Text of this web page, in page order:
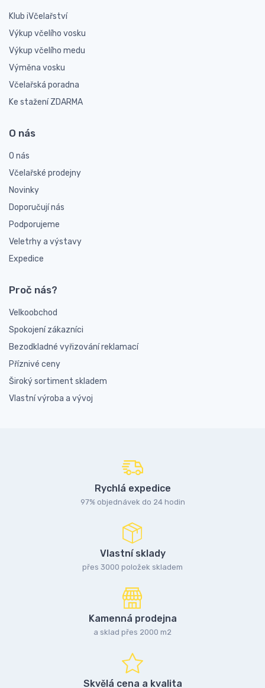
Klub iVčelařství
Výkup včelího vosku
Výkup včelího medu
Výměna vosku
Včelařská poradna
Ke stažení ZDARMA
O nás
O nás
Včelařské prodejny
Novinky
Doporučují nás
Podporujeme
Veletrhy a výstavy
Expedice
Proč nás?
Velkoobchod
Spokojení zákazníci
Bezodkladné vyřizování reklamací
Příznivé ceny
Široký sortiment skladem
Vlastní výroba a vývoj
Rychlá expedice
97% objednávek do 24 hodin
Vlastní sklady
přes 3000 položek skladem
Kamenná prodejna
a sklad přes 2000 m2
Skvělá cena a kvalita